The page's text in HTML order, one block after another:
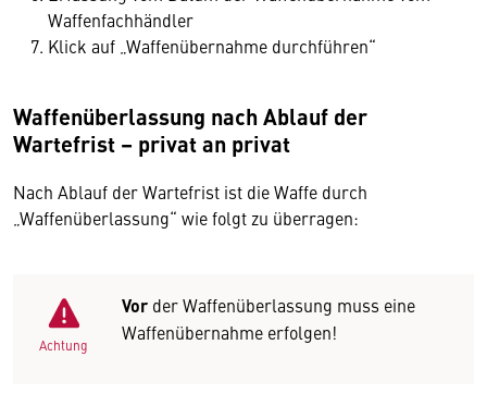
Waffenfachhändler
Klick auf „Waffenübernahme durchführen“
Waffenüberlassung nach Ablauf der
Wartefrist – privat an privat
Nach Ablauf der Wartefrist ist die Waffe durch
„Waffenüberlassung“ wie folgt zu überragen:
Achtung
Vor der Waffenüberlassung muss eine
Waffenübernahme erfolgen!